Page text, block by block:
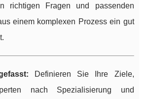
richtigen Fragen und passenden
einem komplexen Prozess ein gut
Definieren Sie Ihre Ziele,
nach Spezialisierung und